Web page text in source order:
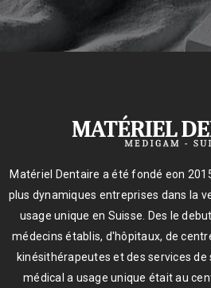
Matériel Dentaire a été fondé eon
plus dynamiques entreprises dans la
usage unique en Suisse. Des le
médecins établis, d'hôpitaux, de
kinésithérapeutes et des services de
médical a usage unique était au